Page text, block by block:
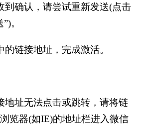
到确认，请尝试重新发送(点击
。
的链接地址，完成激活。
地址无法点击或跳转，请将链
览器(如IE)的地址栏进入微信